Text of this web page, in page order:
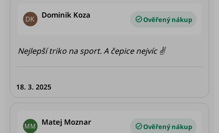
n
DK Dominik Koza
Hodnocení produktu je 5 z 5 hvězdiček.
18. 3. 2025
Nejlepší triko na sport. A čepice nejvíc ✌️
MM Matej Moznar
Hodnocení produktu je 5 z 5 hvězdiček.